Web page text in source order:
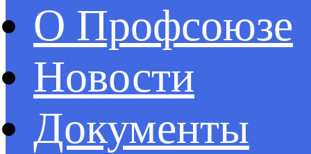
О Профсоюзе
Новости
Документы